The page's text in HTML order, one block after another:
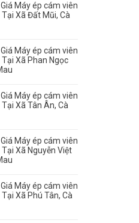
Máy ép cám viên
Xã Đất Mũi, Cà
Máy ép cám viên
Xã Phan Ngọc
Máy ép cám viên
Xã Tân Ân, Cà
Máy ép cám viên
Xã Nguyễn Việt
Máy ép cám viên
Xã Phú Tân, Cà